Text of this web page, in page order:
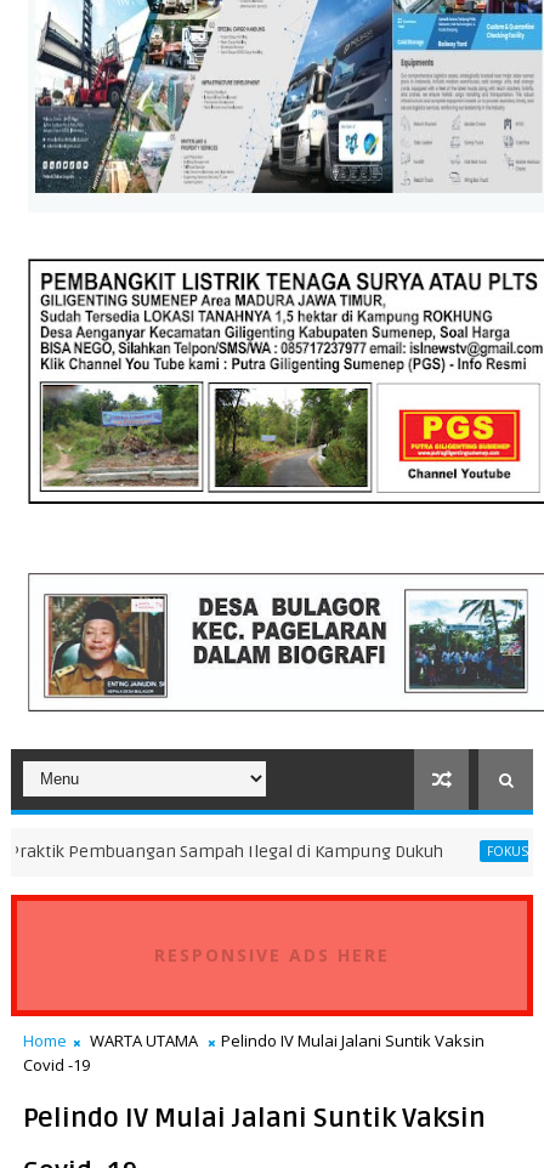
Sampah Ilegal di Kampung Dukuh FOKUS Peningkatan
RESPONSIVE ADS HERE
Home WARTA UTAMA
Pelindo IV Mulai Jalani Suntik Vaksin
Covid -19
Pelindo IV Mulai Jalani Suntik Vaksin